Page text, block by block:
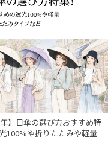
年】日傘の選び方おすすめ特
100%や折りたたみや軽量